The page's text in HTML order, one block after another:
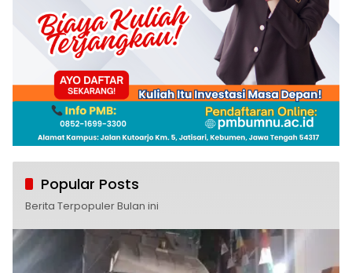
Popular Posts
Berita Terpopuler Bulan ini